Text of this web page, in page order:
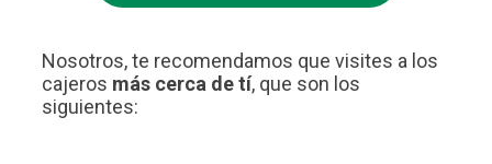
Nosotros, te recomendamos que visites a los
cajeros más cerca de tí, que son los
siguientes: